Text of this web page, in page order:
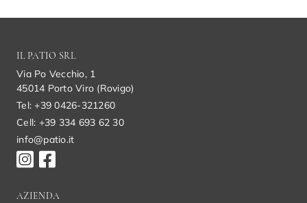
IL PATIO SRL
Via Po Vecchio, 1
45014 Porto Viro (Rovigo)
Tel: +39 0426-321260
Cell: +39 334 693 62 30
info@patio.it
AZIENDA